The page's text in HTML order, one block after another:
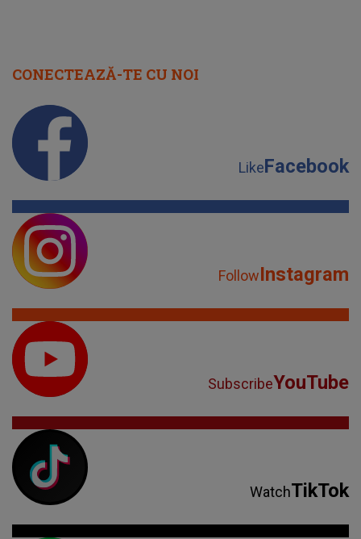
CONECTEAZĂ-TE CU NOI
LikeFacebook
FollowInstagram
SubscribeYouTube
WatchTikTok